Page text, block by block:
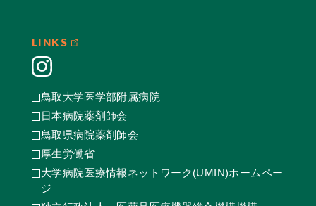
LINKS
鳥取大学医学部附属病院
日本病院薬剤師会
鳥取県病院薬剤師会
厚生労働省
大学病院医療情報ネットワーク(UMIN)ホームペー
ジ